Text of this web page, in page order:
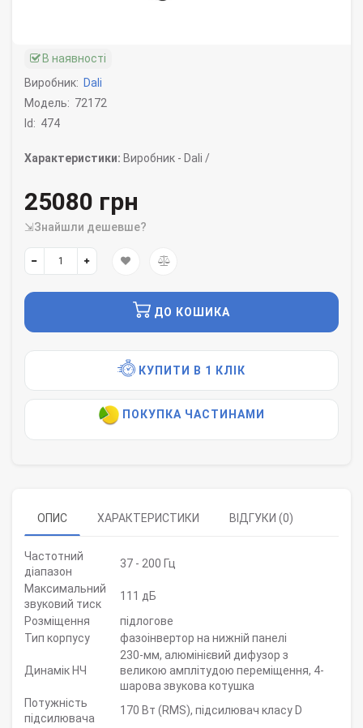
В наявності
Виробник: Dali
Модель: 72172
Id: 474
Характеристики: Виробник - Dali /
25080 грн
⇲Знайшли дешевше?
ДО КОШИКА
КУПИТИ В 1 КЛІК
ПОКУПКА ЧАСТИНАМИ
ОПИС ХАРАКТЕРИСТИКИ ВІДГУКИ (0)
Частотний
діапазон
37 - 200 Гц
Максимальний
звуковий тиск
111 дБ
Розміщення
підлогове
Тип корпусу
фазоінвертор на нижній панелі
Динамік НЧ
230-мм, алюмінієвий дифузор з
великою амплітудою переміщення, 4-
шарова звукова котушка
Потужність
підсилювача
170 Вт (RMS), підсилювач класу D